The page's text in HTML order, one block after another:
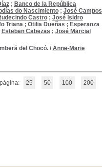
; Banco de la República
do Nascimiento; José Campos
Castro; José Isidro
Triana; Otilia Dueñas ; Esperanza
Esteban Cabezas ; José Marcial
del Chocó./ Anne-Marie
25 50 100 200